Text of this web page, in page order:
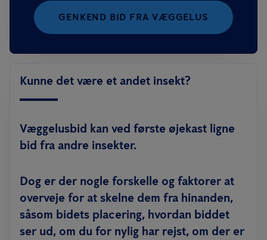
GENKEND BID FRA VÆGGELUS
Kunne det være et andet insekt?
Væggelusbid kan ved første øjekast ligne
bid fra andre insekter.
Dog er der nogle forskelle og faktorer at
overveje for at skelne dem fra hinanden,
såsom bidets placering, hvordan biddet
ser ud, om du for nylig har rejst, om der er